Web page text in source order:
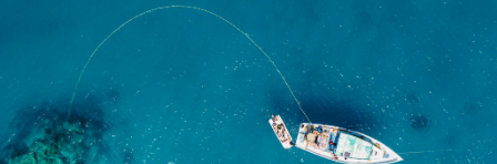
Nouveauté
Opportunités
Contactez-nous